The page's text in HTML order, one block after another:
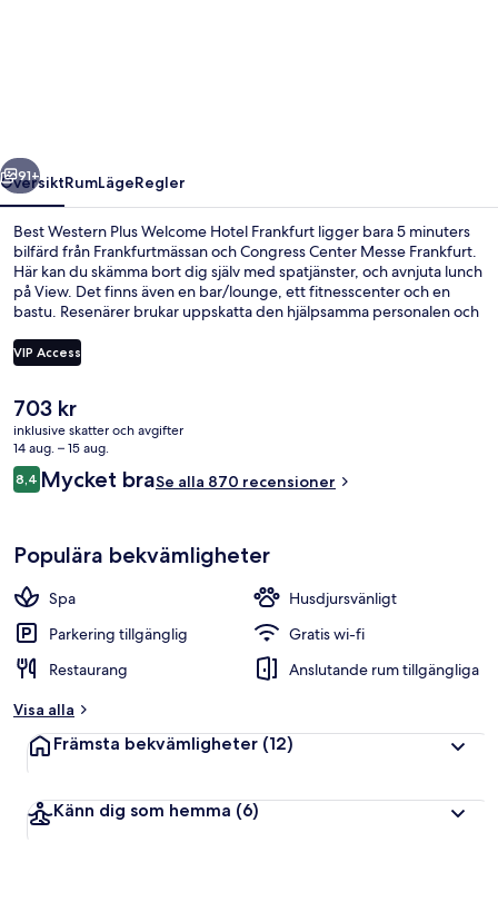
Nästa
91+
ÖversiktRumLägeRegler
Best Western Plus Welcome Hotel Frankfurt ligger bara 5 minuters
bilfärd från Frankfurtmässan och Congress Center Messe Frankfurt.
Här kan du skämma bort dig själv med spatjänster, och avnjuta lunch
på View. Det finns även en bar/lounge, ett fitnesscenter och en
bastu. Resenärer brukar uppskatta den hjälpsamma personalen och
bara några steg till Leonardo-da-Vinci-Allee spårvagnshållplats och
till An der Dammheide spårvagnshållplats tar det 7 minuter att gå.
VIP Access
Det
nuvarande
priset
är
703 kr
703 kr
inklusive skatter och avgifter
14 aug. – 15 aug.
Recensioner
8,48,4 av 10,
Mycket braSe alla 870 recensioner
Populära bekvämligheter
Spa
Husdjursvänligt
Parkering tillgänglig
Gratis wi-fi
Restaurang
Anslutande rum tillgängliga
Visa alla
Främsta bekvämligheter (12)
Känn dig som hemma (6)